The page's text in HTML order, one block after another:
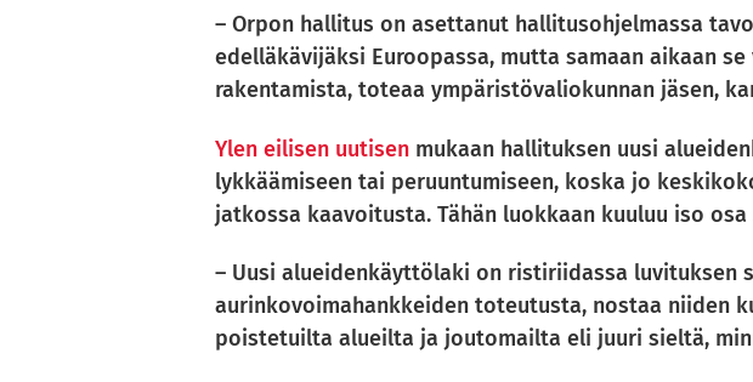
– Orpon hallitus on asettanut hallitusohjelmassa
edelläkävijäksi Euroopassa, mutta samaan aikaan
rakentamista, toteaa ympäristövaliokunnan jäsen,
Ylen eilisen uutisenmukaan hallituksen uusi
lykkäämiseen tai peruuntumiseen, koska jo
jatkossa kaavoitusta. Tähän luokkaan kuuluu iso
– Uusi alueidenkäyttölaki on ristiriidassa luvituksen
aurinkovoimahankkeiden toteutusta, nostaa niiden
poistetuilta alueilta ja joutomailta eli juuri sieltä,